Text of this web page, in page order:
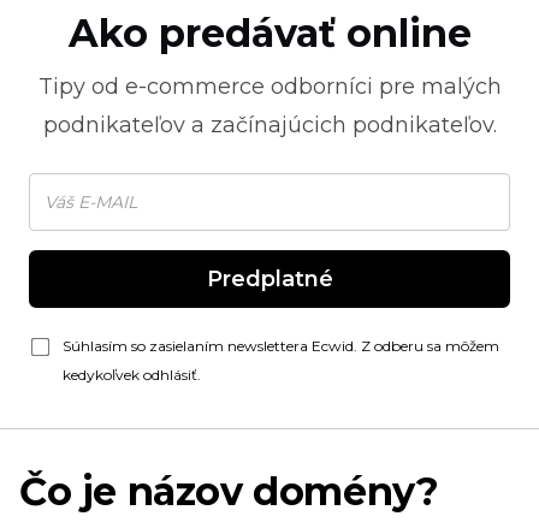
Ako predávať online
Tipy od e-commerce odborníci pre malých
podnikateľov a začínajúcich podnikateľov.
Predplatné
Súhlasím so zasielaním newslettera Ecwid. Z odberu sa môžem
kedykoľvek odhlásiť.
Čo je názov domény?